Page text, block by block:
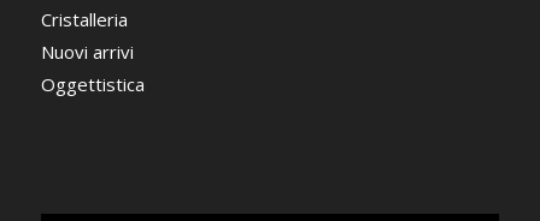
Cristalleria
Nuovi arrivi
Oggettistica